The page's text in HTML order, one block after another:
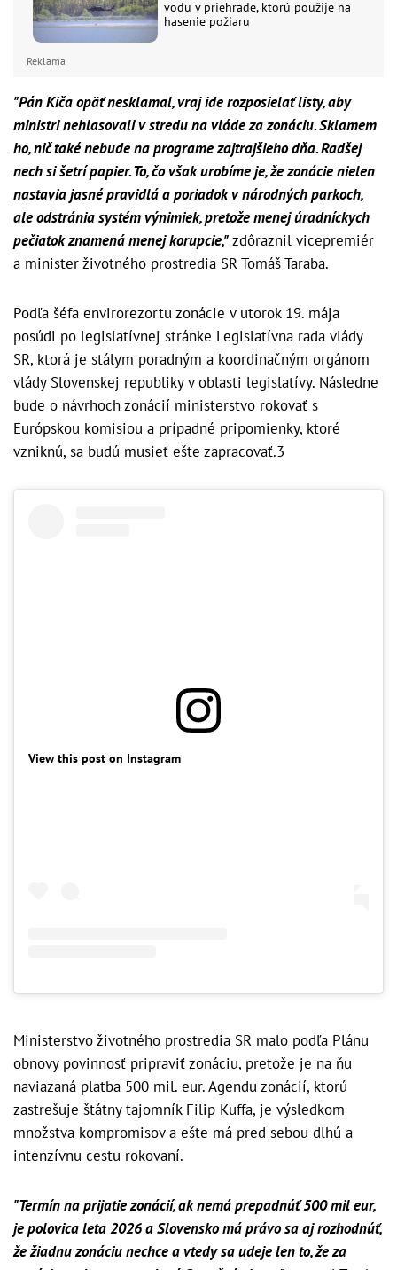
vodu v priehrade, ktorú použije na
hasenie požiaru
Reklama
"Pán Kiča opäť nesklamal, vraj ide rozposielať listy, aby
ministri nehlasovali v stredu na vláde za zonáciu. Sklamem
ho, nič také nebude na programe zajtrajšieho dňa. Radšej
nech si šetrí papier. To, čo však urobíme je, že zonácie nielen
nastavia jasné pravidlá a poriadok v národných parkoch,
ale odstránia systém výnimiek, pretože menej úradníckych
pečiatok znamená menej korupcie,"zdôraznil vicepremiér
a minister životného prostredia SR Tomáš Taraba.
Podľa šéfa envirorezortu zonácie v utorok 19. mája
posúdi po legislatívnej stránke Legislatívna rada vlády
SR, ktorá je stálym poradným a koordinačným orgánom
vlády Slovenskej republiky v oblasti legislatívy. Následne
bude o návrhoch zonácií ministerstvo rokovať s
Európskou komisiou a prípadné pripomienky, ktoré
vzniknú, sa budú musieť ešte zapracovať.3
View this post on Instagram
Ministerstvo životného prostredia SR malo podľa Plánu
obnovy povinnosť pripraviť zonáciu, pretože je na ňu
naviazaná platba 500 mil. eur. Agendu zonácií, ktorú
zastrešuje štátny tajomník Filip Kuffa, je výsledkom
množstva kompromisov a ešte má pred sebou dlhú a
intenzívnu cestu rokovaní.
"Termín na prijatie zonácií, ak nemá prepadnúť 500 mil eur,
je polovica leta 2026 a Slovensko má právo sa aj rozhodnúť,
že žiadnu zonáciu nechce a vtedy sa udeje len to, že za